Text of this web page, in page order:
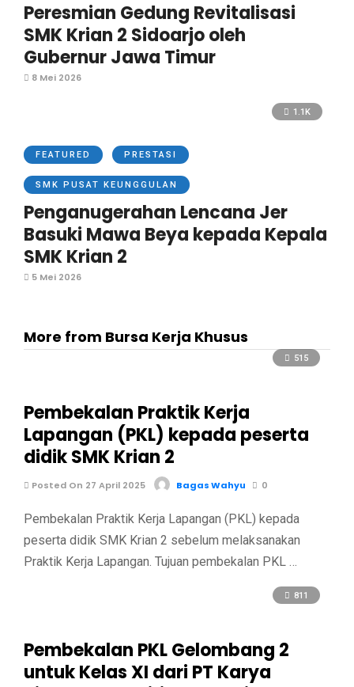
Peresmian Gedung Revitalisasi
SMK Krian 2 Sidoarjo oleh
Gubernur Jawa Timur
8 Mei 2026
1.1K
FEATURED PRESTASI
SMK PUSAT KEUNGGULAN
Penganugerahan Lencana Jer
Basuki Mawa Beya kepada Kepala
SMK Krian 2
5 Mei 2026
More from Bursa Kerja Khusus
515
Pembekalan Praktik Kerja
Lapangan (PKL) kepada peserta
didik SMK Krian 2
Posted On 27 April 2025 Bagas Wahyu 0
Pembekalan Praktik Kerja Lapangan (PKL) kepada
peserta didik SMK Krian 2 sebelum melaksanakan
Praktik Kerja Lapangan. Tujuan pembekalan PKL …
811
Pembekalan PKL Gelombang 2
untuk Kelas XI dari PT Karya